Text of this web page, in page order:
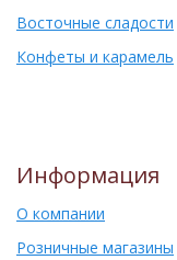
Восточные сладости
Конфеты и карамель
Информация
О компании
Розничные магазины